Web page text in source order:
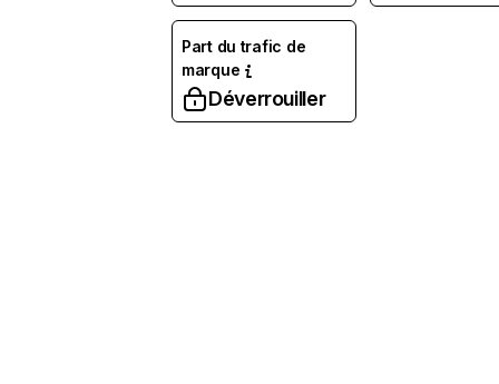
Part du trafic de
marque
Déverrouiller